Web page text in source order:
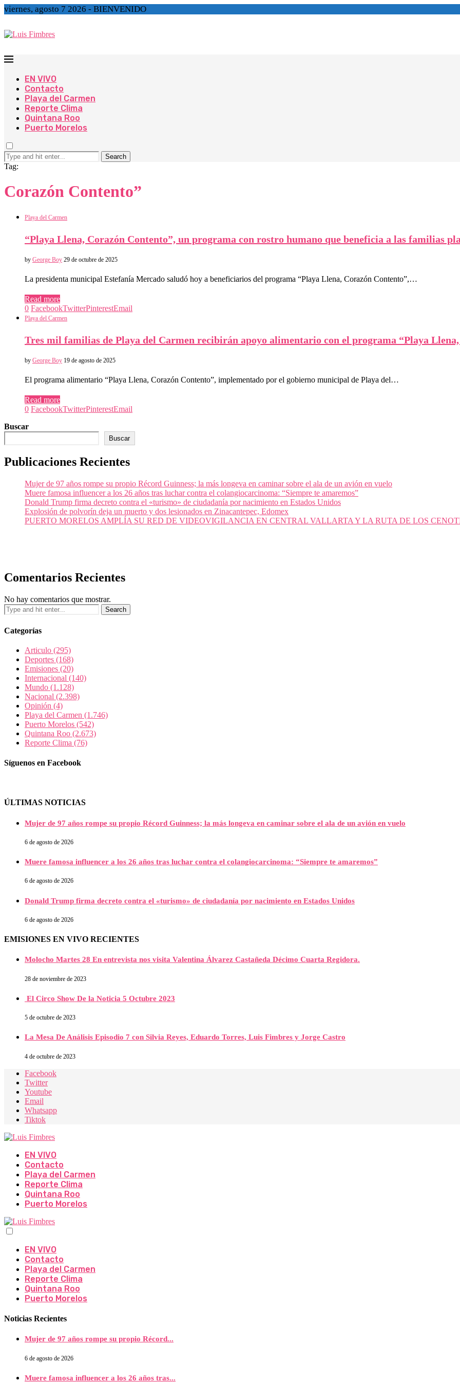
viernes, agosto 7 2026 - BIENVENIDO
EN VIVO
Contacto
Playa del Carmen
Reporte Clima
Quintana Roo
Puerto Morelos
Search
Tag:
Corazón Contento”
Playa del Carmen
“Playa Llena, Corazón Contento”, un programa con rostro humano que beneficia a las familias
by George Boy 29 de octubre de 2025
La presidenta municipal Estefanía Mercado saludó hoy a beneficiarios del programa “Playa Llena, Corazón Contento”,…
Read more
0 FacebookTwitterPinterestEmail
Playa del Carmen
Tres mil familias de Playa del Carmen recibirán apoyo alimentario con el programa “Playa
by George Boy 19 de agosto de 2025
El programa alimentario “Playa Llena, Corazón Contento”, implementado por el gobierno municipal de Playa del…
Read more
0 FacebookTwitterPinterestEmail
Buscar
Buscar
Publicaciones Recientes
Mujer de 97 años rompe su propio Récord Guinness; la más longeva en caminar sobre el ala de un avión en vuelo
Muere famosa influencer a los 26 años tras luchar contra el colangiocarcinoma: “Siempre te amaremos”
Donald Trump firma decreto contra el «turismo» de ciudadanía por nacimiento en Estados Unidos
Explosión de polvorín deja un muerto y dos lesionados en Zinacantepec, Edomex
PUERTO MORELOS AMPLÍA SU RED DE VIDEOVIGILANCIA EN CENTRAL VALLARTA Y LA RUTA DE LOS
Comentarios Recientes
No hay comentarios que mostrar.
Categorías
Articulo (295)
Deportes (168)
Emisiones (20)
Internacional (140)
Mundo (1.128)
Nacional (2.398)
Opinión (4)
Playa del Carmen (1.746)
Puerto Morelos (542)
Quintana Roo (2.673)
Reporte Clima (76)
Síguenos en Facebook
ÚLTIMAS NOTICIAS
Mujer de 97 años rompe su propio Récord Guinness; la más longeva en caminar sobre el ala de un avión en vuelo
6 de agosto de 2026
Muere famosa influencer a los 26 años tras luchar contra el colangiocarcinoma: “Siempre te amaremos”
6 de agosto de 2026
Donald Trump firma decreto contra el «turismo» de ciudadanía por nacimiento en Estados Unidos
6 de agosto de 2026
EMISIONES EN VIVO RECIENTES
Molocho Martes 28 En entrevista nos visita Valentina Álvarez Castañeda Décimo Cuarta Regidora.
28 de noviembre de 2023
El Circo Show De la Noticia 5 Octubre 2023
5 de octubre de 2023
La Mesa De Análisis Episodio 7 con Silvia Reyes, Eduardo Torres, Luis Fimbres y Jorge Castro
4 de octubre de 2023
Facebook
Twitter
Youtube
Email
Whatsapp
Tiktok
EN VIVO
Contacto
Playa del Carmen
Reporte Clima
Quintana Roo
Puerto Morelos
EN VIVO
Contacto
Playa del Carmen
Reporte Clima
Quintana Roo
Puerto Morelos
Noticias Recientes
Mujer de 97 años rompe su propio Récord...
6 de agosto de 2026
Muere famosa influencer a los 26 años tras...